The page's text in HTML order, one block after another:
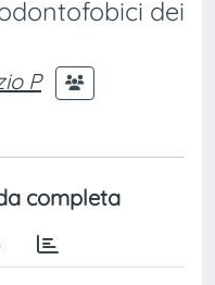
dei
P
completa